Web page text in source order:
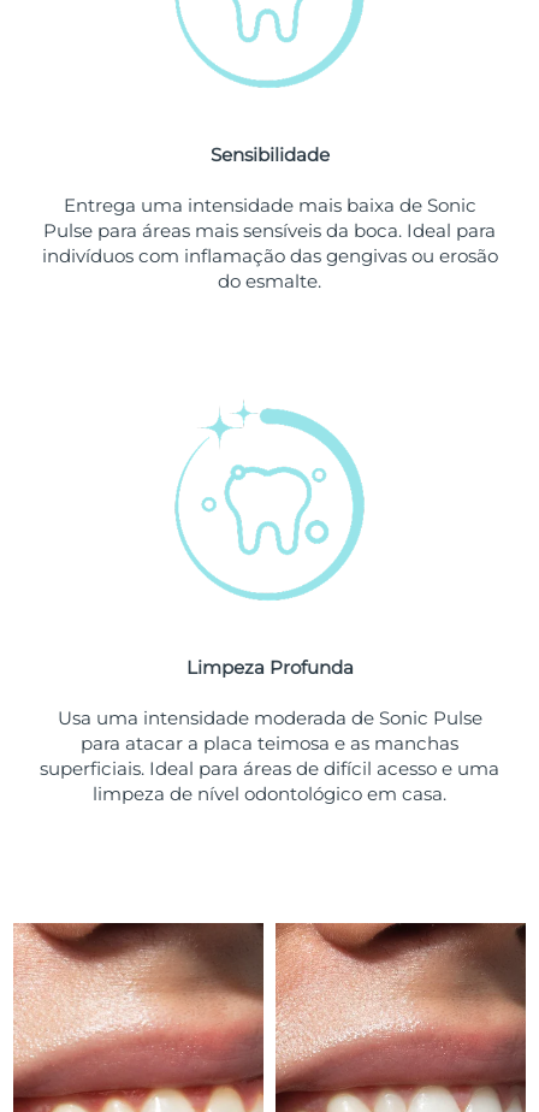
Sensibilidade
Entrega uma intensidade mais baixa de Sonic
Pulse para áreas mais sensíveis da boca. Ideal para
indivíduos com inflamação das gengivas ou erosão
do esmalte.
Limpeza Profunda
Usa uma intensidade moderada de Sonic Pulse
para atacar a placa teimosa e as manchas
superficiais. Ideal para áreas de difícil acesso e uma
limpeza de nível odontológico em casa.
Entrega prevista
Entrega prevista
África do Sul Entrega prevista17/08/2026
Coreia do Sul Entrega prevista
Entrega prevista
Entrega prevista
Entrega prevista
Emirados Árabes
Entrega prevista
Reino Unido Entrega prevista09/08/2026
Estados Unidos Entrega prevista10/08/2026
Vietnã